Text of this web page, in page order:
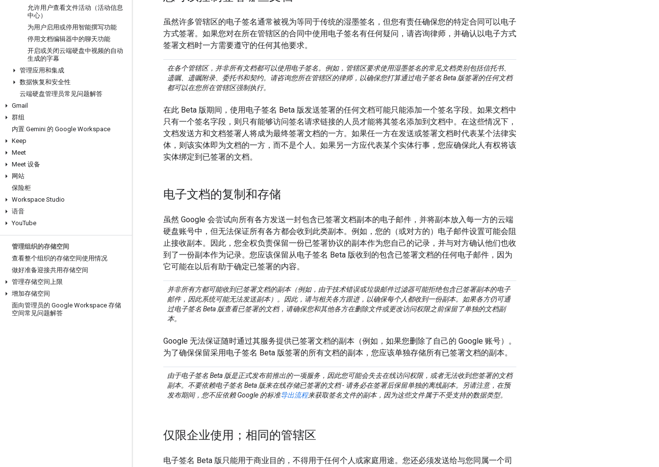
允许用户查看文件活动（活动信息
中心）
为用户启用或停用智能撰写功能
停用文档编辑器中的聊天功能
开启或关闭云端硬盘中视频的自动
生成的字幕
管理应用和集成
数据恢复和安全性
云端硬盘管理员常见问题解答
Gmail
群组
内置 Gemini 的 Google Workspace
Keep
Meet
Meet 设备
网站
保险柜
Workspace Studio
语音
YouTube
管理组织的存储空间
查看整个组织的存储空间使用情况
做好准备迎接共用存储空间
管理存储空间上限
增加存储空间
面向管理员的 Google Workspace 存储
空间常见问题解答
虽然许多管辖区的电子签名通常被视为等同于传统的湿墨签名，但您有责任确保您的特定合同可以电子
方式签署。如果您对在所在管辖区的合同中使用电子签名有任何疑问，请咨询律师，并确认以电子方式
签署文档时一方需要遵守的任何其他要求。
在各个管辖区，并非所有文档都可以使用电子签名。例如，管辖区要求使用湿墨签名的常见文档类别包括信托书、
遗嘱、遗嘱附录、委托书和契约。请咨询您所在管辖区的律师，以确保您打算通过电子签名 Beta 版签署的任何文档
都可以在您所在管辖区强制执行。
在此 Beta 版期间，使用电子签名 Beta 版发送签署的任何文档可能只能添加一个签名字段。如果文档中
只有一个签名字段，则只有能够访问签名请求链接的人员才能将其签名添加到文档中。在这些情况下，
文档发送方和文档签署人将成为最终签署文档的一方。如果任一方在发送或签署文档时代表某个法律实
体，则该实体即为文档的一方，而不是个人。如果另一方应代表某个实体行事，您应确保此人有权将该
实体绑定到已签署的文档。
电子文档的复制和存储
虽然 Google 会尝试向所有各方发送一封包含已签署文档副本的电子邮件，并将副本放入每一方的云端
硬盘账号中，但无法保证所有各方都会收到此类副本。例如，您的（或对方的）电子邮件设置可能会阻
止接收副本。因此，您全权负责保留一份已签署协议的副本作为您自己的记录，并与对方确认他们也收
到了一份副本作为记录。您应该保留从电子签名 Beta 版收到的包含已签署文档的任何电子邮件，因为
它可能在以后有助于确定已签署的内容。
并非所有方都可能收到已签署文档的副本（例如，由于技术错误或垃圾邮件过滤器可能拒绝包含已签署副本的电子
邮件，因此系统可能无法发送副本）。因此，请与相关各方跟进，以确保每个人都收到一份副本。如果各方仍可通
过电子签名 Beta 版查看已签署的文档，请确保您和其他各方在删除文件或更改访问权限之前保留了单独的文档副
本。
Google 无法保证随时通过其服务提供已签署文档的副本（例如，如果您删除了自己的 Google 账号）。
为了确保保留采用电子签名 Beta 版签署的所有文档的副本，您应该单独存储所有已签署文档的副本。
由于电子签名 Beta 版是正式发布前推出的一项服务，因此您可能会失去在线访问权限，或者无法收到您签署的文档
副本。不要依赖电子签名 Beta 版来在线存储已签署的文档 - 请务必在签署后保留单独的离线副本。另请注意，在预
发布期间，您不应依赖 Google 的标准导出流程来获取签名文件的副本，因为这些文件属于不受支持的数据类型。
仅限企业使用；相同的管辖区
电子签名 Beta 版只能用于商业目的，不得用于任何个人或家庭用途。您还必须发送给与您同属一个司